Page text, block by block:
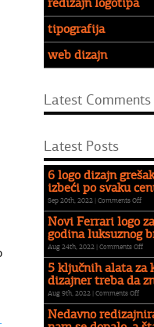
redizajn logotipa
tipografija
web dizajn
Latest Comments
Latest Posts
6 logo dizajn
izbeći po svaku
Sep 20th, 2022 |Comments Offon
6
logo
koje
Novi Ferrari logo
godina luksuznog
Aug 24th, 2022 |Comments Offon
75
5 ključnih alata za
dizajner treba da
Aug 9th, 2022 |Comments Offon
5
Nedavno